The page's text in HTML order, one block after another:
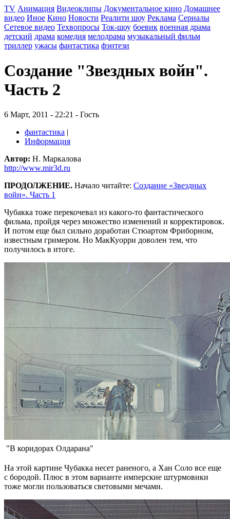
TV Анимация Видеоклипы Документальное кино Домашнее
видео Иное Кино Новости Реалити шоу Реклама Сериалы
Сетевое видео Техвопросы Ток-шоу боевик военная драма
детский драма комедия мелодрама музыкальный фильм
триллер ужасы фантастика фэнтези
Создание "Звездных войн".
Часть 2
6 Март, 2011 - 22:21 - Гость
фантастика |
Информация
Автор: Н. Маркалова
http://www.mir3d.ru
ПРОДОЛЖЕНИЕ. Начало читайте: Создание «Звездных
войн». Часть 1
Чубакка тоже перекочевал из какого-то фантастического
фильма, пройдя через множество изменений и корректировок.
И потом еще был сильно доработан Стюартом Фриборном,
известным гримером. Но МакКуорри доволен тем, что
получилось в итоге.
"В коридорах Олдарана"
На этой картине Чубакка несет раненого, а Хан Соло все еще
с бородой. Плюс в этом варианте имперские штурмовики
тоже могли пользоваться световыми мечами.